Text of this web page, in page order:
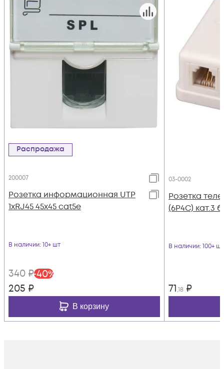
Распродажа
200007
Розетка информационная UTP
1хRJ45 45х45 cat5е
В наличии: 10+ шт
340 ₽-40%
205 ₽
В корзину
03-0002
Розетка
(6P4C) кат.3
В наличии: 100+ шт
71,18 ₽